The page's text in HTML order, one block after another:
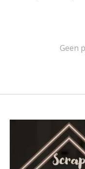
Geen